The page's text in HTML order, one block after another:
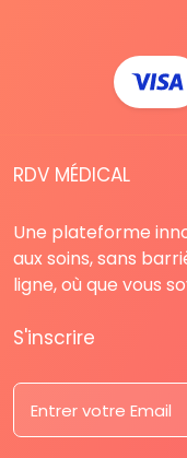
RDV MÉDICAL
Une plateforme
aux soins, sans
ligne, où que vous
S'inscrire